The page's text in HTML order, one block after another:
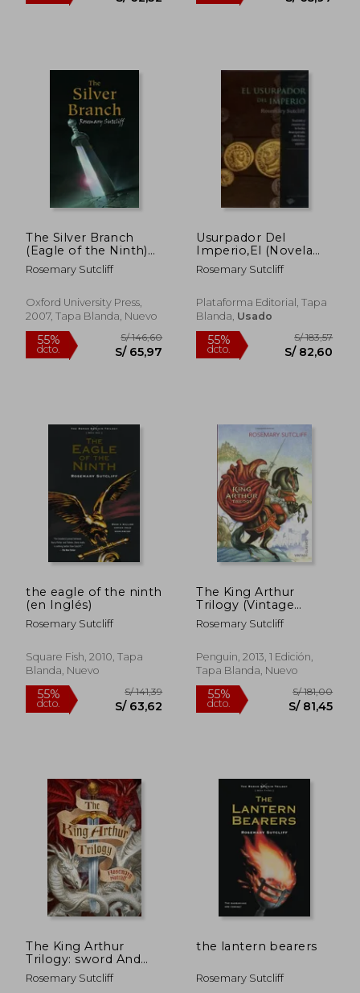
55%
dcto.
S/ 138,49
S/ 62,32
55%
dcto.
S/
The Silver Branch
(Eagle of the Ninth)
(en Inglés)
Rosemary Sutcliff
Oxford University Press,
2007, Tapa Blanda, Nuevo
55%
dcto.
S/ 146,60
S/ 65,97
Usurpador Del
Imperio,El (Novela
histórica)
Rosemary Sutcliff
Plataforma Editorial, Tapa
Blanda, Usado
55%
dcto.
S/
S/
the eagle of the ninth
(en Inglés)
Rosemary Sutcliff
Square Fish, 2010, Tapa
Blanda, Nuevo
The King Arthur
Trilogy (Vintage
Childrens Classics) (en
Inglés)
Rosemary Sutcliff
Penguin, 2013, 1 Edición,
Tapa Blanda, Nuevo
The King Arthur
Trilogy: sword And
The Circle , light
Beyond The Forest ,
Rosemary Sutcliff
the lantern bearers
Rosemary Sutcliff